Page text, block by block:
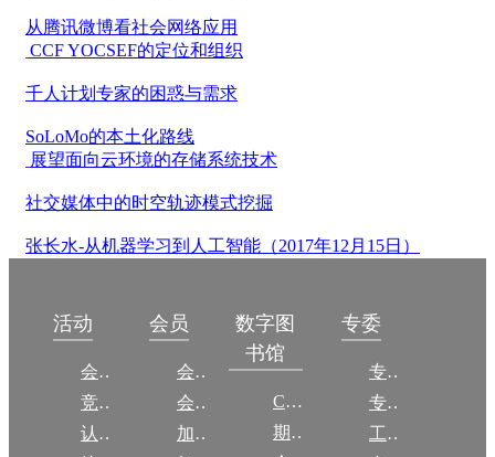
从腾讯微博看社会网络应用
CCF YOCSEF的定位和组织
千人计划专家的困惑与需求
SoLoMo的本土化路线
展望面向云环境的存储系统技术
社交媒体中的时空轨迹模式挖掘
张长水-从机器学习到人工智能（2017年12月15日）
活动
会议
竞赛
认证
会员
会员简介
会员权益
加入CCF
数字图
书馆
CCCF
期刊
专委
专委简介
专委条例
工作问答